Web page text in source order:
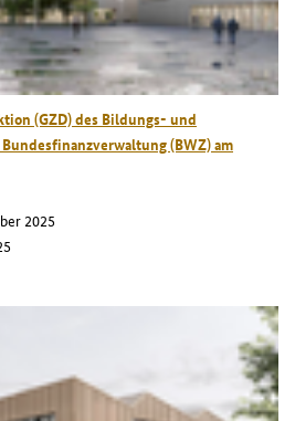
(GZD) des Bildungs- und
(BWZ) am
2025